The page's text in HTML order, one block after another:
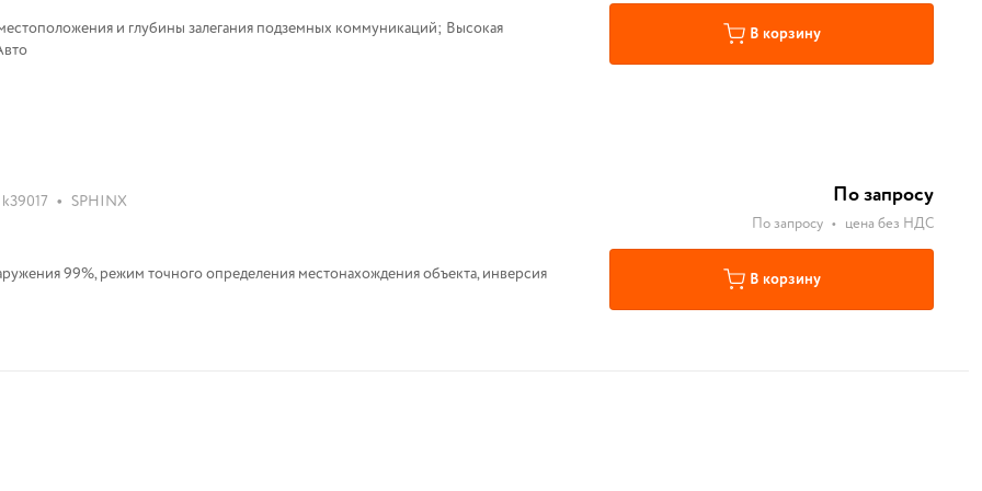
и глубины залегания подземных коммуникаций; Высокая
В корзину
k39017 • SPHINX
99%, режим точного определения местонахождения объекта, инверсия
По запросу
По запросу • цена без НДС
В корзину